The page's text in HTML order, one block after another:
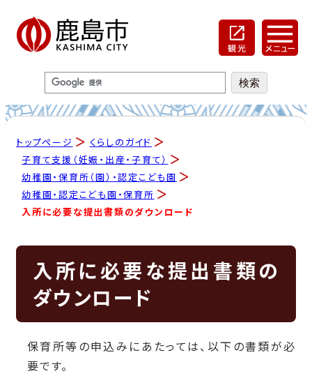
トップページ
くらしのガイド
子育て支援（妊娠・出産・子育て）
幼稚園・保育所（園）・認定こども園
幼稚園・認定こども園・保育所
入所に必要な提出書類のダウンロード
入所に必要な提出書類の
ダウンロード
保育所等の申込みにあたっては、以下の書類が必
要です。